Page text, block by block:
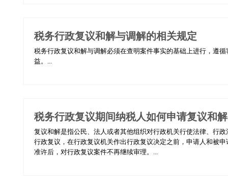
税务行政复议和解与调解的相关规定
税务行政复议和解与调解必须在查明案件事实的基础上进行，遵
益。...
税务行政复议期间纳税人如何申请复议和解
复议和解是指公民、法人或者其他组织对行政机关行使法律、行
行政复议，在行政复议机关作出行政复议决定之前，申请人和被
准许后，对行政复议案件不再继续审理。...